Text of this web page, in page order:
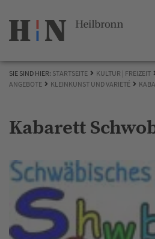
SIE SIND HIER: STARTSEITE KULTUR | FREIZEIT
ANGEBOTE
KLEINKUNST UND VARIETÉ
Kabarett